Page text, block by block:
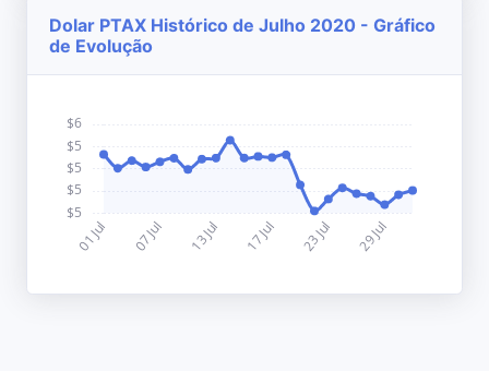
Dolar PTAX Histórico de Julho 2020 - Gráfico
de Evolução